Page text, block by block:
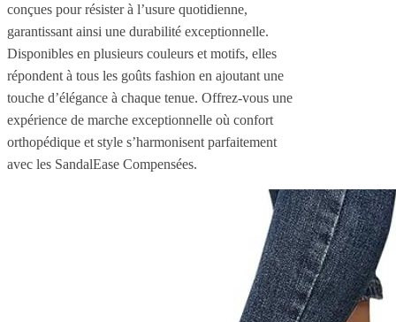
conçues pour résister à l’usure quotidienne,
garantissant ainsi une durabilité exceptionnelle.
Disponibles en plusieurs couleurs et motifs, elles
répondent à tous les goûts fashion en ajoutant une
touche d’élégance à chaque tenue. Offrez-vous une
expérience de marche exceptionnelle où confort
orthopédique et style s’harmonisent parfaitement
avec les SandalEase Compensées.